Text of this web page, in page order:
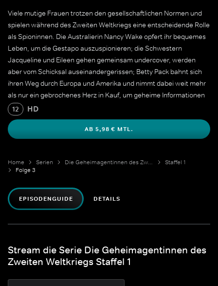
Viele mutige Frauen trotzen den gesellschaftlichen Normen und
spielen während des Zweiten Weltkriegs eine entscheidende Rolle
als Spioninnen. Die Australierin Nancy Wake opfert ihr bequemes
Leben, um die Gestapo auszuspionieren; die Schwestern
Jacqueline und Eileen gehen gemeinsam undercover, werden
aber vom Schicksal auseinandergerissen; Betty Pack bahnt sich
ihren Weg durch Europa und Amerika und nimmt dabei weit mehr
als nur ein gebrochenes Herz in Kauf, um geheime Informationen
zu sammeln. Die Opfer und Beiträge jeder einzelnen Frau
unterstreichen ihr Engagement für die Sache der Alliierten.
12 HD
AB 5,98 € MTL.
Home Serien Die Geheimagentinnen des Zweiten Weltkriegs
Staffel 1
Folge 3
EPISODENGUIDE DETAILS
Stream die Serie Die Geheimagentinnen des
Zweiten Weltkriegs Staffel 1